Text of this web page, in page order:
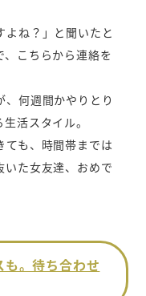
よね？」と聞いたと
、こちらから連絡を
何週間かやりとり
活スタイル。
ても、時間帯までは
いた女友達、おめで
。待ち合わせ